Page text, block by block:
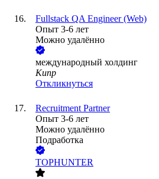
Fullstack QA Engineer (Web)
Опыт 3-6 лет
Можно удалённо
международный холдинг
Кипр
Откликнуться
Recruitment Partner
Опыт 3-6 лет
Можно удалённо
Подработка
TOPHUNTER